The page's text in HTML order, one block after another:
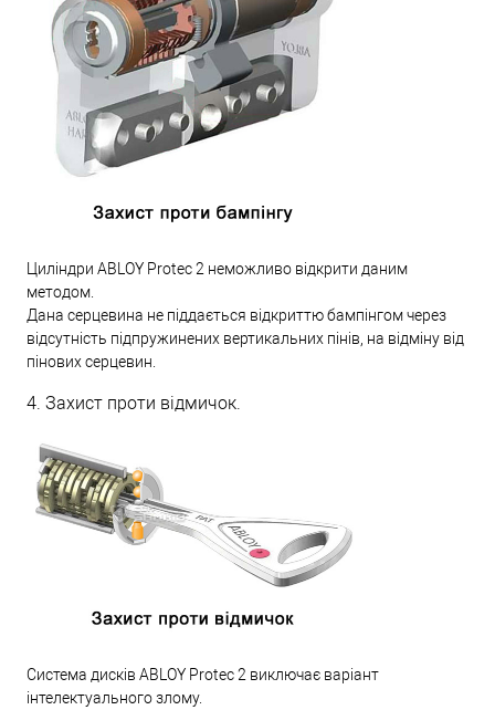
Циліндри ABLOY Protec 2 неможливо відкрити даним
методом.
Дана серцевина не піддається відкриттю бампінгом через
відсутність підпружинених вертикальних пінів, на відміну від
пінових серцевин.
4. Захист проти відмичок.
Система дисків ABLOY Protec 2 виключає варіант
інтелектуального злому.